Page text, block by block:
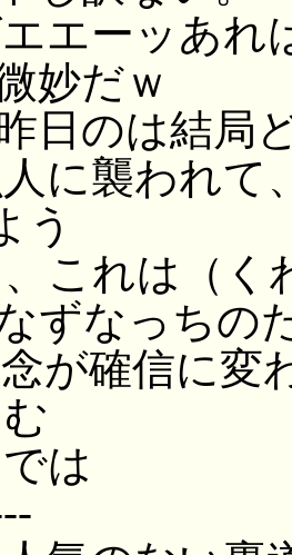
エーッあれ
妙だｗ
日のは結局
に襲われて
う
これは（く
ずなっちの
が確信に変
は